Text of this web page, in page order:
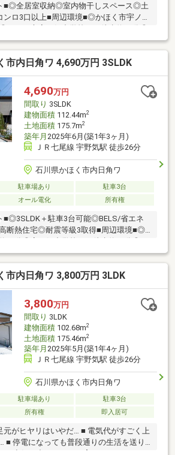
■◎全居室収納◎室内物干しスペース◎土
ロ3口以上■周辺環境■◎かほく市宇ノ気
で徒歩約14分◎のと共栄信用金庫宇ノ気
市内日角ワ 4,690万円 3SLDK
4,690万円
間取り 3SLDK
建物面積112.44m2
土地面積175.7m2
築年月 2025年6月(築1年3ヶ月)
ＪＲ七尾線 宇野気駅 徒歩26分
石川県かほく市内日角ワ
駐車場あり
駐車3台
オール電化 所有権
■◎3SLDK＋駐車3台可能◎BELS/省エネ
断熱住宅◎耐震等級3取得■周辺環境■◎
26分◎宇ノ気中学校まで徒歩約30分◎フ
崎南店まで徒歩約2分◎イオンスタイルか
見学会】＝＝＝＝＝＝＝＝＝＝＝＝＝＝
つでもOK！！喜んで承ります♪見学さ
い合わせください♪〈時間〉9:00～18:00※
も可能！
市内日角ワ 3,800万円 3LDK
3,800万円
間取り 3LDK
建物面積102.68m2
土地面積175.46m2
築年月 2025年5月(築1年4ヶ月)
ＪＲ七尾線 宇野気駅 徒歩26分
石川県かほく市内日角ワ
駐車場あり
駐車3台
所有権 即入居可
元がヒヤリはいやだ… ■ 電気代がすごく上
■ 停電になっても普段通りの生活を送り